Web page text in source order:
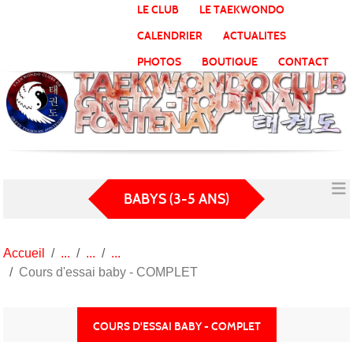
LE CLUB
LE TAEKWONDO
CALENDRIER
ACTUALITES
PHOTOS
BOUTIQUE CONTACT
BABYS (3-5 ANS)
Accueil
Cours d'essai baby - COMPLET
COURS D'ESSAI BABY - COMPLET
Panneau de gestion des cookies